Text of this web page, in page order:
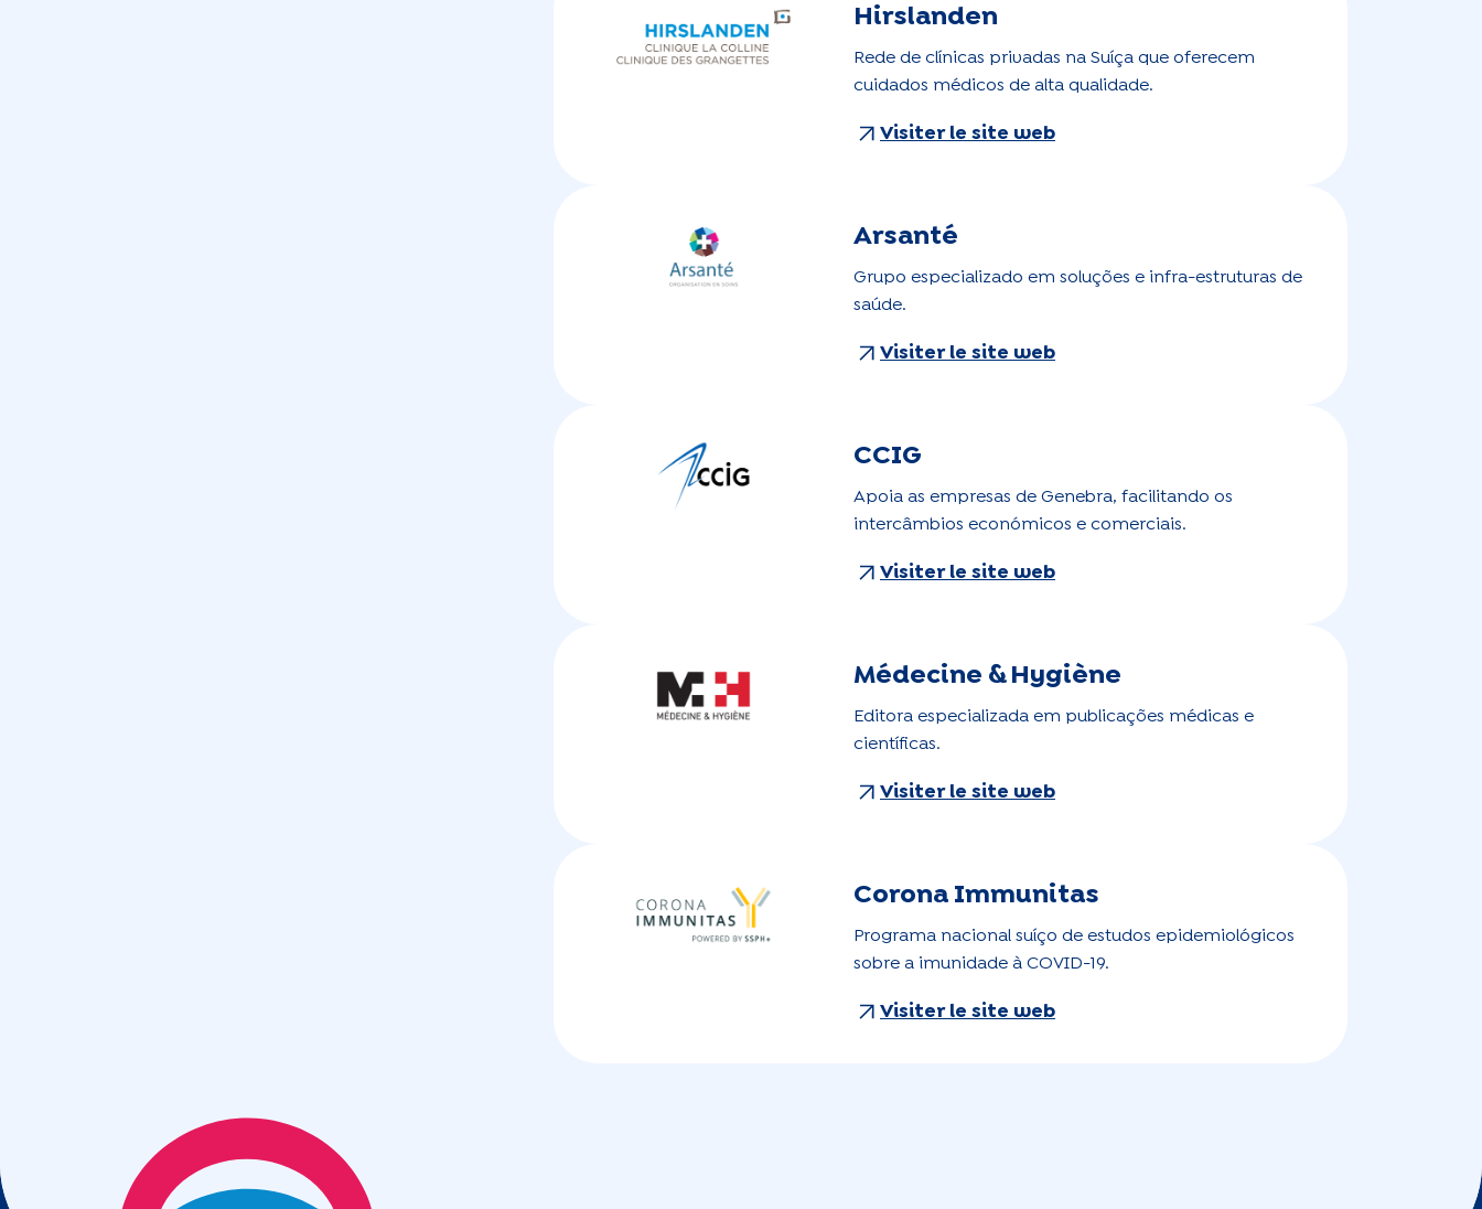
Hirslanden
Rede de clínicas privadas na Suíça que oferecem
cuidados médicos de alta qualidade.
Visiter le site web
Arsanté
Grupo especializado em soluções e infra-estruturas de
saúde.
Visiter le site web
CCIG
Apoia as empresas de Genebra, facilitando os
intercâmbios económicos e comerciais.
Visiter le site web
Médecine & Hygiène
Editora especializada em publicações médicas e
científicas.
Visiter le site web
Corona Immunitas
Programa nacional suíço de estudos epidemiológicos
sobre a imunidade à COVID-19.
Visiter le site web